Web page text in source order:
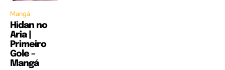
Mangá
Hidan no
Aria |
Primeiro
Gole –
Mangá